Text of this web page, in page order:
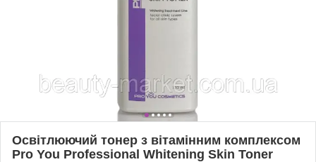
Освітлюючий тонер з вітамінним комплексом
Pro You Professional Whitening Skin Toner